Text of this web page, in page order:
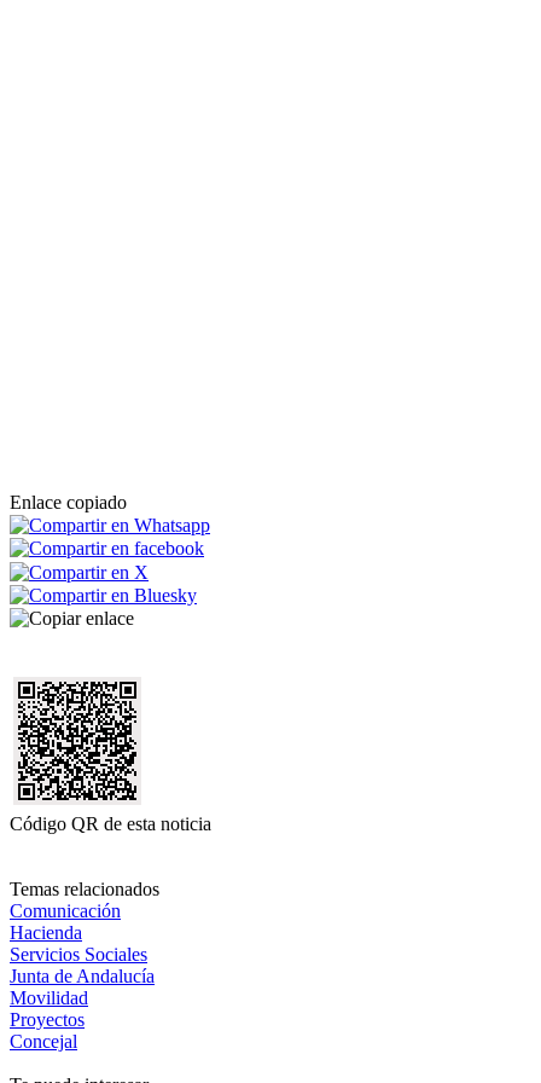
Enlace copiado
Código QR de esta noticia
Temas relacionados
Comunicación
Hacienda
Servicios Sociales
Junta de Andalucía
Movilidad
Proyectos
Concejal